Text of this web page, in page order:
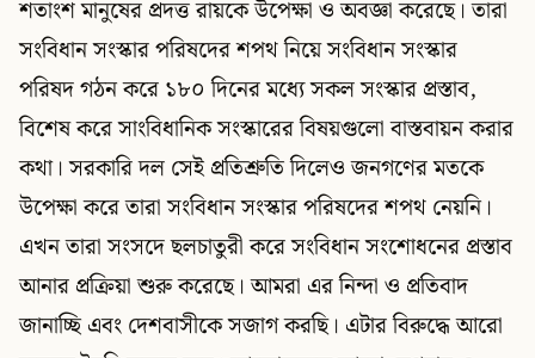
শতাংশ মানুষের প্রদত্ত রায়কে উপেক্ষা ও অবজ্ঞা করেছে। তারা
সংবিধান সংস্কার পরিষদের শপথ নিয়ে সংবিধান সংস্কার
পরিষদ গঠন করে ১৮০ দিনের মধ্যে সকল সংস্কার প্রস্তাব,
বিশেষ করে সাংবিধানিক সংস্কারের বিষয়গুলো বাস্তবায়ন করার
কথা। সরকারি দল সেই প্রতিশ্রুতি দিলেও জনগণের মতকে
উপেক্ষা করে তারা সংবিধান সংস্কার পরিষদের শপথ নেয়নি।
এখন তারা সংসদে ছলচাতুরী করে সংবিধান সংশোধনের প্রস্তাব
আনার প্রক্রিয়া শুরু করেছে। আমরা এর নিন্দা ও প্রতিবাদ
জানাচ্ছি এবং দেশবাসীকে সজাগ করছি। এটার বিরুদ্ধে আরো